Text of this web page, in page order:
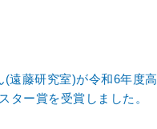
遠藤研究室)が令和6年度高
ター賞を受賞しました。